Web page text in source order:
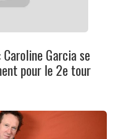
Garcia se
pour le 2e tour